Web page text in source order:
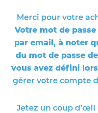
Merci pour votre
Votre mot de
par email, à noter
du mot de passe
vous avez défini
gérer votre compte
Jetez un coup